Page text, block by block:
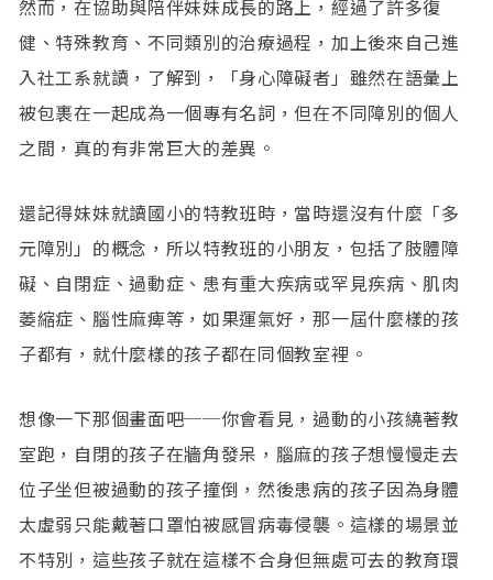
然而，在協助與陪伴妹妹成長的路上，經過了許多復
健、特殊教育、不同類別的治療過程，加上後來自己進
入社工系就讀，了解到，「身心障礙者」雖然在語彙上
被包裹在一起成為一個專有名詞，但在不同障別的個人
之間，真的有非常巨大的差異。
還記得妹妹就讀國小的特教班時，當時還沒有什麼「多
元障別」的概念，所以特教班的小朋友，包括了肢體障
礙、自閉症、過動症、患有重大疾病或罕見疾病、肌肉
萎縮症、腦性麻痺等，如果運氣好，那一屆什麼樣的孩
子都有，就什麼樣的孩子都在同個教室裡。
想像一下那個畫面吧──你會看見，過動的小孩繞著教
室跑，自閉的孩子在牆角發呆，腦麻的孩子想慢慢走去
位子坐但被過動的孩子撞倒，然後患病的孩子因為身體
太虛弱只能戴著口罩怕被感冒病毒侵襲。這樣的場景並
不特別，這些孩子就在這樣不合身但無處可去的教育環